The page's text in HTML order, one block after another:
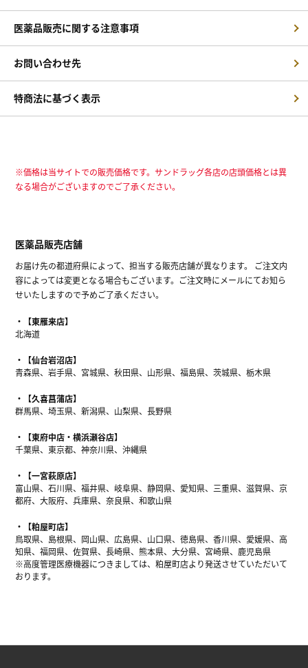
医薬品販売に関する注意事項
お問い合わせ先
特商法に基づく表示
※価格は当サイトでの販売価格です。サンドラッグ各店の店頭価格とは異
なる場合がございますのでご了承ください。
医薬品販売店舗
お届け先の都道府県によって、担当する販売店舗が異なります。 ご注文内
容によっては変更となる場合もございます。ご注文時にメールにてお知ら
せいたしますので予めご了承ください。
【東雁来店】
北海道
【仙台岩沼店】
青森県、岩手県、宮城県、秋田県、山形県、福島県、茨城県、栃木県
【久喜菖蒲店】
群馬県、埼玉県、新潟県、山梨県、長野県
【東府中店・横浜瀬谷店】
千葉県、東京都、神奈川県、沖縄県
【一宮萩原店】
富山県、石川県、福井県、岐阜県、静岡県、愛知県、三重県、滋賀県、京
都府、大阪府、兵庫県、奈良県、和歌山県
【粕屋町店】
鳥取県、島根県、岡山県、広島県、山口県、徳島県、香川県、愛媛県、高
知県、福岡県、佐賀県、長崎県、熊本県、大分県、宮崎県、鹿児島県
※高度管理医療機器につきましては、粕屋町店より発送させていただいて
おります。